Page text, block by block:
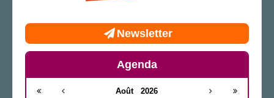
Newsletter
Agenda
Août 2026